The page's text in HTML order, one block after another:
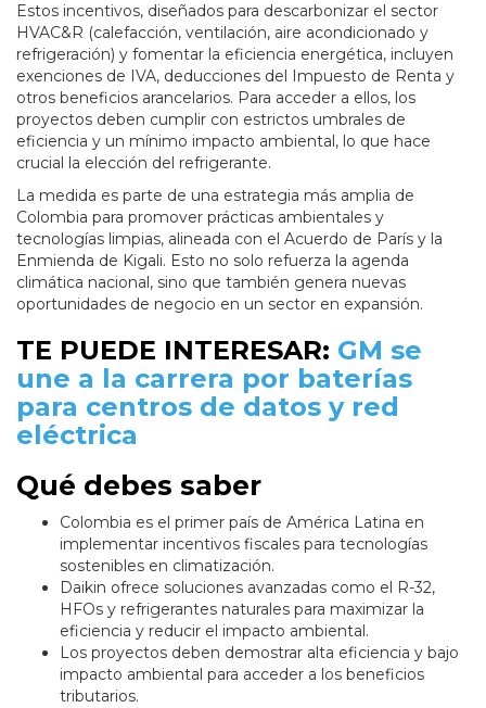
Estos incentivos, diseñados para descarbonizar el sector
HVAC&R (calefacción, ventilación, aire acondicionado y
refrigeración) y fomentar la eficiencia energética, incluyen
exenciones de IVA, deducciones del Impuesto de Renta y
otros beneficios arancelarios. Para acceder a ellos, los
proyectos deben cumplir con estrictos umbrales de
eficiencia y un mínimo impacto ambiental, lo que hace
crucial la elección del refrigerante.
La medida es parte de una estrategia más amplia de
Colombia para promover prácticas ambientales y
tecnologías limpias, alineada con el Acuerdo de París y la
Enmienda de Kigali. Esto no solo refuerza la agenda
climática nacional, sino que también genera nuevas
oportunidades de negocio en un sector en expansión.
TE PUEDE INTERESAR: GM se
une a la carrera por baterías
para centros de datos y red
eléctrica
Qué debes saber
Colombia es el primer país de América Latina en
implementar incentivos fiscales para tecnologías
sostenibles en climatización.
Daikin ofrece soluciones avanzadas como el R-32,
HFOs y refrigerantes naturales para maximizar la
eficiencia y reducir el impacto ambiental.
Los proyectos deben demostrar alta eficiencia y bajo
impacto ambiental para acceder a los beneficios
tributarios.